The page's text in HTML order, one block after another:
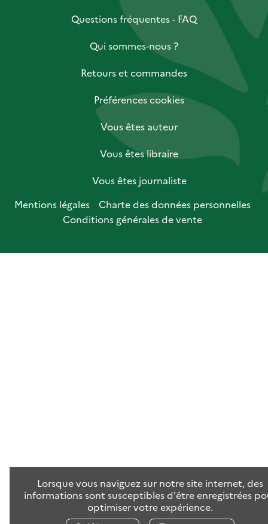
Lorsque vous naviguez sur notre site internet, des
informations sont susceptibles d'être enregistrées
optimiser votre expérience.
Questions fréquentes - FAQ
Qui sommes-nous ?
Retours et commandes
Préférences cookies
Vous êtes auteur
Vous êtes libraire
Vous êtes journaliste
Mentions légales
Charte des données personnelles
Conditions générales de vente